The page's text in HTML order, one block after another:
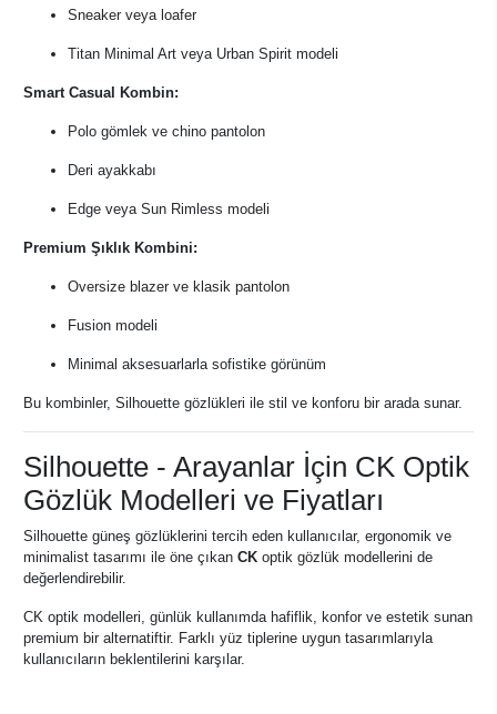
Sneaker veya loafer
Titan Minimal Art veya Urban Spirit modeli
Smart Casual Kombin:
Polo gömlek ve chino pantolon
Deri ayakkabı
Edge veya Sun Rimless modeli
Premium Şıklık Kombini:
Oversize blazer ve klasik pantolon
Fusion modeli
Minimal aksesuarlarla sofistike görünüm
Bu kombinler, Silhouette gözlükleri ile stil ve konforu bir arada sunar.
Silhouette - Arayanlar İçin CK Optik
Gözlük Modelleri ve Fiyatları
Silhouette güneş gözlüklerini tercih eden kullanıcılar, ergonomik ve
minimalist tasarımı ile öne çıkan CK optik gözlük modellerini de
değerlendirebilir.
CK optik modelleri, günlük kullanımda hafiflik, konfor ve estetik sunan
premium bir alternatiftir. Farklı yüz tiplerine uygun tasarımlarıyla
kullanıcıların beklentilerini karşılar.